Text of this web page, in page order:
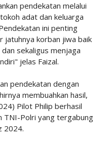
pendekatan melalui
adat dan keluarga
ini penting
jatuhnya korban jiwa baik
sekaligus menjaga
jelas Faizal.
pendekatan dengan
membuahkan hasil,
Pilot Philip berhasil
TNI-Polri yang tergabung
2024.